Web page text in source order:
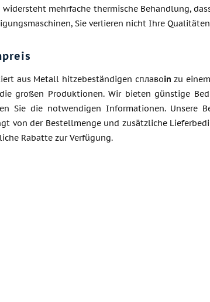
mehrfache thermische Behandlung,
Sie verlieren nicht Ihre
aus Metall hitzebeständigen сплавоin zu
großen Produktionen. Wir bieten günstige
Sie die notwendigen Informationen. Unsere
von der Bestellmenge und zusätzliche
Rabatte zur Verfügung.